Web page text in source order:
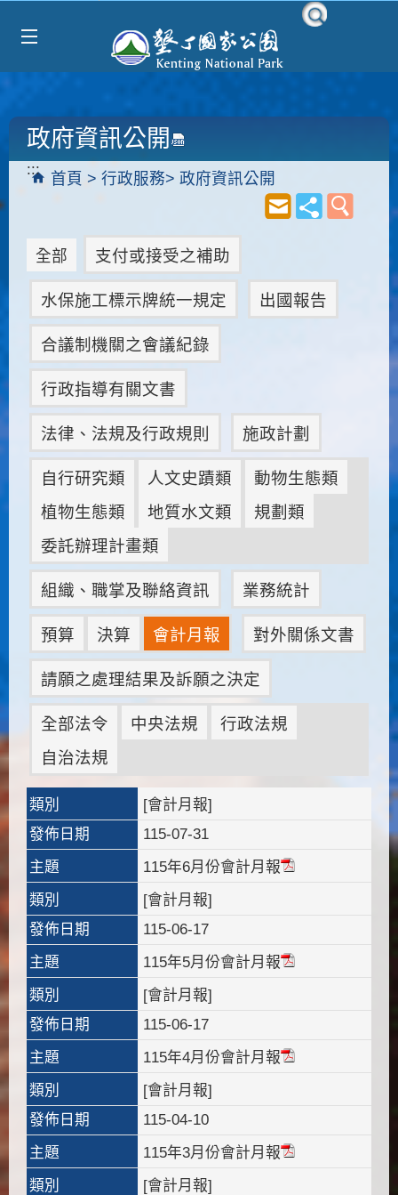
:::
首頁 行政服務 政府資訊公開
政府資訊公開
全部 支付或接受之補助
水保施工標示牌統一規定 出國報告
合議制機關之會議紀錄
行政指導有關文書
法律、法規及行政規則 施政計劃
自行研究類 人文史蹟類
動物生態類
植物生態類
地質水文類
規劃類
委託辦理計畫類
組織、職掌及聯絡資訊 業務統計
預算 決算 會計月報 對外關係文書
請願之處理結果及訴願之決定
全部法令 中央法規
行政法規
自治法規
類別
[會計月報]
發佈日期
115-07-31
主題
115年6月份會計月報
類別
[會計月報]
發佈日期
115-06-17
主題
115年5月份會計月報
類別
[會計月報]
發佈日期
115-06-17
主題
115年4月份會計月報
類別
[會計月報]
發佈日期
115-04-10
主題
115年3月份會計月報
類別
[會計月報]